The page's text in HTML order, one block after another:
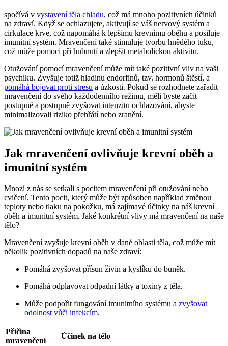
spočívá v vystavení těla chladu, což má mnoho pozitivních účinků
na zdraví. Když se ochlazujete, aktivují se váš nervový systém a
cirkulace krve, což napomáhá k lepšímu krevnímu oběhu a posiluje
imunitní systém. Mravenčení také stimuluje tvorbu hnědého tuku,
což může pomoci při hubnutí a zlepšit metabolickou aktivitu.
Otužování pomocí mravenčení může mít také pozitivní vliv na vaši
psychiku. Zvyšuje totiž hladinu endorfinů, tzv. hormonů štěstí, a
pomáhá bojovat proti stresu a úzkosti. Pokud se rozhodnete zařadit
mravenčení do svého každodenního režimu, měli byste začít
postupně a postupně zvyšovat intenzitu ochlazování, abyste
minimalizovali riziko přehřátí nebo zranění.
Jak mravenčení ovlivňuje krevní oběh a
imunitní systém
Mnozí z nás se setkali s pocitem mravenčení při otužování nebo
cvičení. Tento pocit, který může být způsoben například změnou
teploty nebo tlaku na pokožku, má zajímavé účinky na náš krevní
oběh a imunitní systém. Jaké konkrétní vlivy má mravenčení na naše
tělo?
Mravenčení zvyšuje krevní oběh v dané oblasti těla, což může mít
několik pozitivních dopadů na naše zdraví:
Pomáhá zvyšovat přísun živin a kyslíku do buněk.
Pomáhá odplavovat odpadní látky a toxiny z těla.
Může podpořit fungování imunitního systému a zvyšovat
odolnost vůči infekcím.
Příčina
mravenčení
Účinek na tělo